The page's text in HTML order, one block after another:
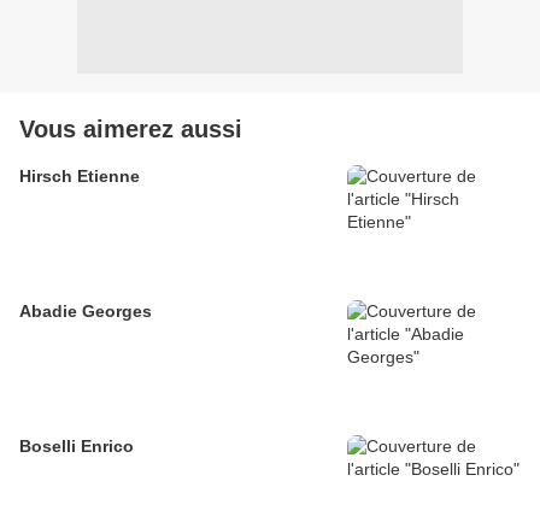
Vous aimerez aussi
Hirsch Etienne
Abadie Georges
Boselli Enrico